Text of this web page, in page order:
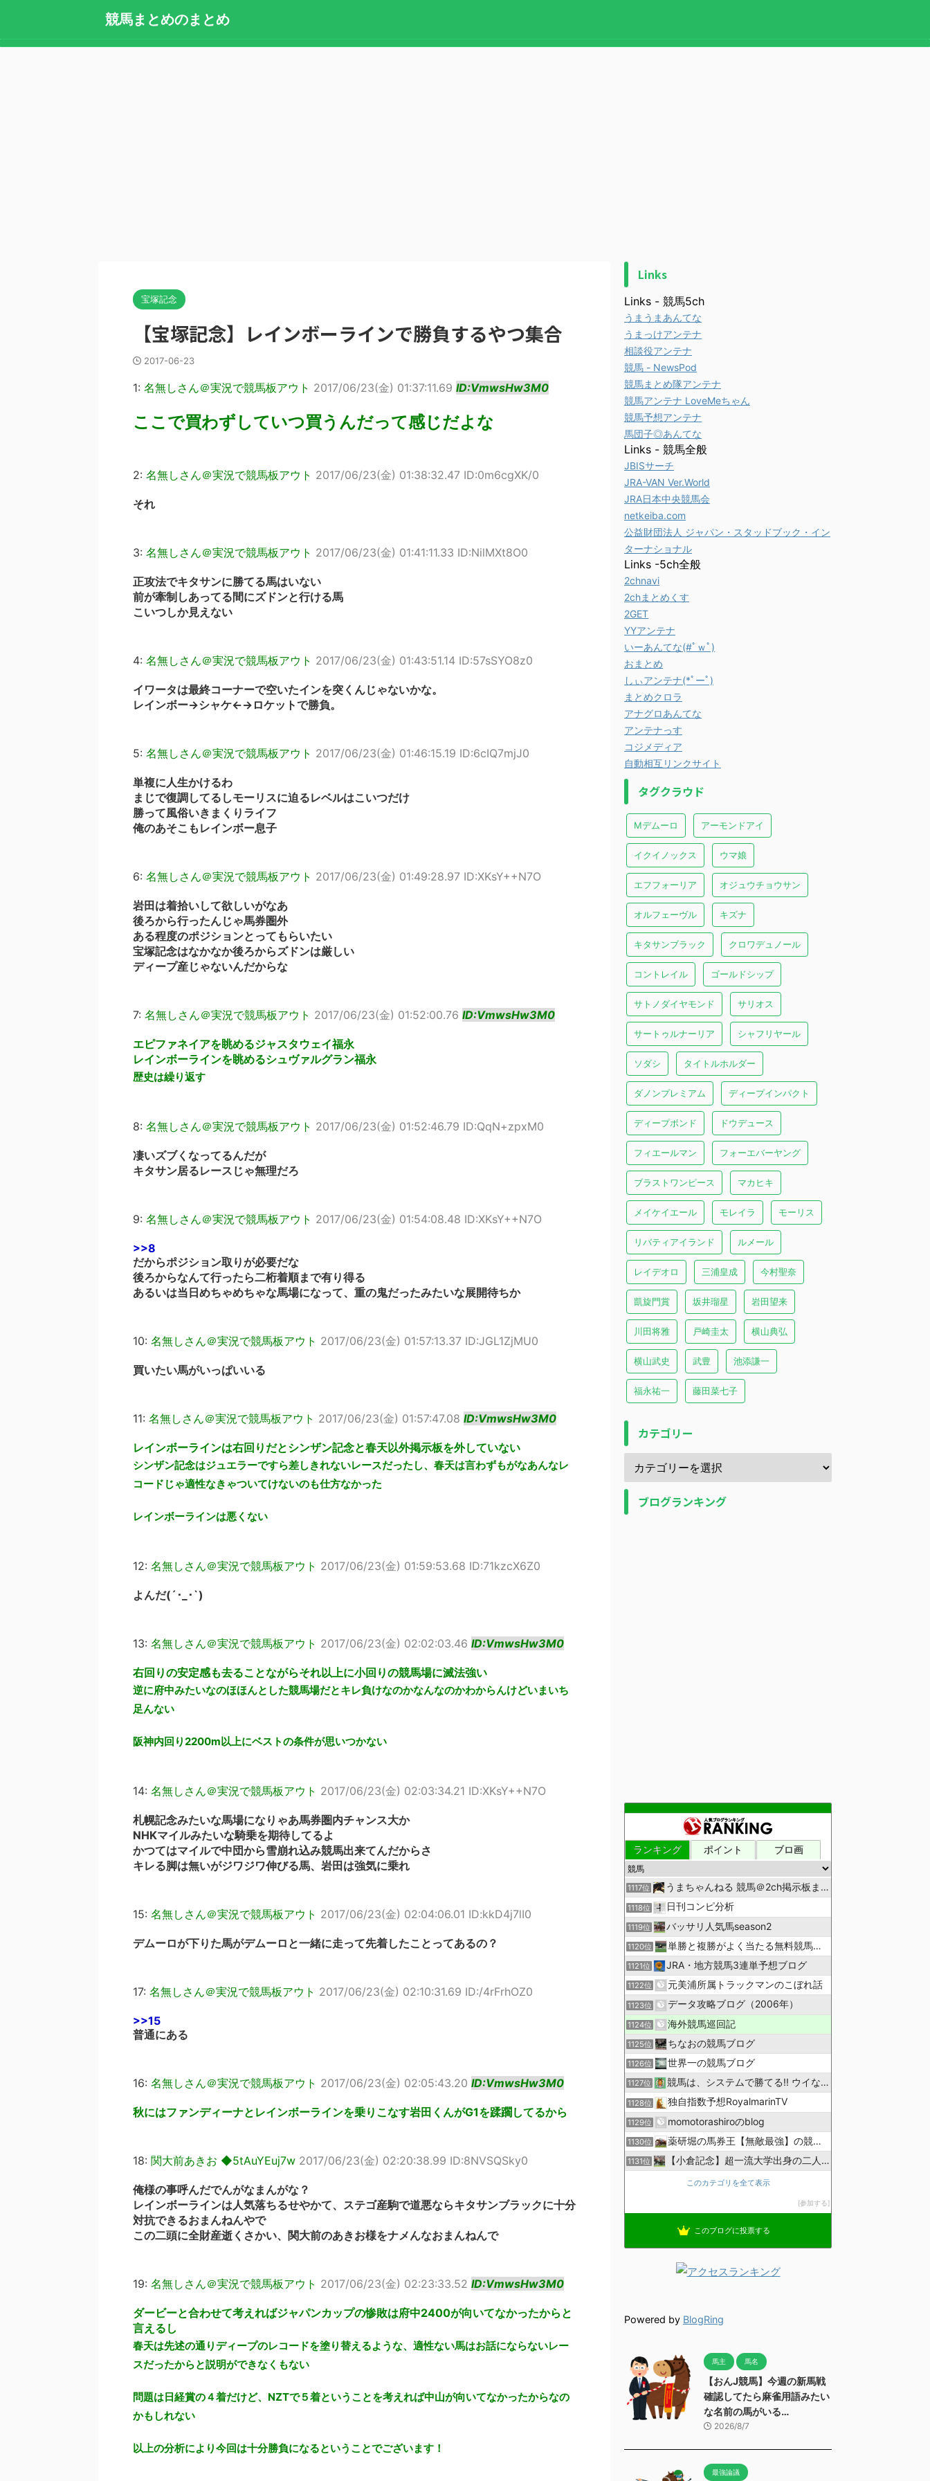
競馬まとめのまとめ
宝塚記念
【宝塚記念】レインボーラインで勝負するやつ集合
2017-06-23
1: 名無しさん＠実況で競馬板アウト 2017/06/23(金) 01:37:11.69 ID:VmwsHw3M0
ここで買わずしていつ買うんだって感じだよな
2: 名無しさん＠実況で競馬板アウト 2017/06/23(金) 01:38:32.47 ID:0m6cgXK/0
それ
3: 名無しさん＠実況で競馬板アウト 2017/06/23(金) 01:41:11.33 ID:NilMXt8O0
正攻法でキタサンに勝てる馬はいない
前が牽制しあってる間にズドンと行ける馬
こいつしか見えない
4: 名無しさん＠実況で競馬板アウト 2017/06/23(金) 01:43:51.14 ID:57sSYO8z0
イワータは最終コーナーで空いたインを突くんじゃないかな。
レインボー→シャケ←→ロケットで勝負。
5: 名無しさん＠実況で競馬板アウト 2017/06/23(金) 01:46:15.19 ID:6cIQ7mjJ0
単複に人生かけるわ
まじで復調してるしモーリスに迫るレベルはこいつだけ
勝って風俗いきまくりライフ
俺のあそこもレインボー息子
6: 名無しさん＠実況で競馬板アウト 2017/06/23(金) 01:49:28.97 ID:XKsY++N7O
岩田は着拾いして欲しいがなあ
後ろから行ったんじゃ馬券圏外
ある程度のポジションとってもらいたい
宝塚記念はなかなか後ろからズドンは厳しい
ディープ産じゃないんだからな
7: 名無しさん＠実況で競馬板アウト 2017/06/23(金) 01:52:00.76 ID:VmwsHw3M0
エピファネイアを眺めるジャスタウェイ福永
レインボーラインを眺めるシュヴァルグラン福永
歴史は繰り返す
8: 名無しさん＠実況で競馬板アウト 2017/06/23(金) 01:52:46.79 ID:QqN+zpxM0
凄いズブくなってるんだが
キタサン居るレースじゃ無理だろ
9: 名無しさん＠実況で競馬板アウト 2017/06/23(金) 01:54:08.48 ID:XKsY++N7O
>>8
だからポジション取りが必要だな
後ろからなんて行ったら二桁着順まで有り得る
あるいは当日めちゃめちゃな馬場になって、重の鬼だったみたいな展開待ちか
10: 名無しさん＠実況で競馬板アウト 2017/06/23(金) 01:57:13.37 ID:JGL1ZjMU0
買いたい馬がいっぱいいる
11: 名無しさん＠実況で競馬板アウト 2017/06/23(金) 01:57:47.08 ID:VmwsHw3M0
レインボーラインは右回りだとシンザン記念と春天以外掲示板を外していない
シンザン記念はジュエラーですら差しきれないレースだったし、春天は言わずもがなあんなレ
コードじゃ適性なきゃついてけないのも仕方なかった
レインボーラインは悪くない
12: 名無しさん＠実況で競馬板アウト 2017/06/23(金) 01:59:53.68 ID:71kzcX6Z0
よんだ(´･_･`)
13: 名無しさん＠実況で競馬板アウト 2017/06/23(金) 02:02:03.46 ID:VmwsHw3M0
右回りの安定感も去ることながらそれ以上に小回りの競馬場に滅法強い
逆に府中みたいなのほほんとした競馬場だとキレ負けなのかなんなのかわからんけどいまいち
足んない
阪神内回り2200m以上にベストの条件が思いつかない
14: 名無しさん＠実況で競馬板アウト 2017/06/23(金) 02:03:34.21 ID:XKsY++N7O
札幌記念みたいな馬場になりゃあ馬券圏内チャンス大か
NHKマイルみたいな騎乗を期待してるよ
かつてはマイルで中団から雪崩れ込み競馬出来てんだからさ
キレる脚は無いがジワジワ伸びる馬、岩田は強気に乗れ
15: 名無しさん＠実況で競馬板アウト 2017/06/23(金) 02:04:06.01 ID:kkD4j7lI0
デムーロが下りた馬がデムーロと一緒に走って先着したことってあるの？
17: 名無しさん＠実況で競馬板アウト 2017/06/23(金) 02:10:31.69 ID:/4rFrhOZ0
>>15
普通にある
16: 名無しさん＠実況で競馬板アウト 2017/06/23(金) 02:05:43.20 ID:VmwsHw3M0
秋にはファンディーナとレインボーラインを乗りこなす岩田くんがG1を蹂躙してるから
18: 関大前あきお ◆5tAuYEuj7w 2017/06/23(金) 02:20:38.99 ID:8NVSQSky0
俺様の事呼んだでんがなまんがな？
レインボーラインは人気落ちるせやかて、ステゴ産駒で道悪ならキタサンブラックに十分
対抗できるおまんねんやで
この二頭に全財産逝くさかい、関大前のあきお様をナメんなおまんねんで
19: 名無しさん＠実況で競馬板アウト 2017/06/23(金) 02:23:33.52 ID:VmwsHw3M0
ダービーと合わせて考えればジャパンカップの惨敗は府中2400が向いてなかったからと
言えるし
春天は先述の通りディープのレコードを塗り替えるような、適性ない馬はお話にならないレー
スだったからと説明ができなくもない
問題は日経賞の４着だけど、NZTで５着ということを考えれば中山が向いてなかったからなの
かもしれない
以上の分析により今回は十分勝負になるということでございます！
Links
Links - 競馬5ch
うまうまあんてな
うまっけアンテナ
相談役アンテナ
競馬 - NewsPod
競馬まとめ隊アンテナ
競馬アンテナ LoveMeちゃん
競馬予想アンテナ
馬団子◎あんてな
Links - 競馬全般
JBISサーチ
JRA-VAN Ver.World
JRA日本中央競馬会
netkeiba.com
公益財団法人 ジャパン・スタッドブック・イン
ターナショナル
Links -5ch全般
2chnavi
2chまとめくす
2GET
YYアンテナ
いーあんてな(#ﾟｗﾟ)
おまとめ
しぃアンテナ(*ﾟーﾟ)
まとめクロラ
アナグロあんてな
アンテナっす
コジメディア
自動相互リンクサイト
タグクラウド
Mデムーロ アーモンドアイ
イクイノックス ウマ娘
エフフォーリア オジュウチョウサン
オルフェーヴル キズナ
キタサンブラック クロワデュノール
コントレイル ゴールドシップ
サトノダイヤモンド サリオス
サートゥルナーリア シャフリヤール
ソダシ タイトルホルダー
ダノンプレミアム ディープインパクト
ディープボンド ドウデュース
フィエールマン フォーエバーヤング
ブラストワンピース マカヒキ
メイケイエール モレイラ モーリス
リバティアイランド ルメール
レイデオロ 三浦皇成 今村聖奈
凱旋門賞 坂井瑠星 岩田望来
川田将雅 戸崎圭太 横山典弘
横山武史 武豊 池添謙一
福永祐一 藤田菜七子
カテゴリー
ブログランキング
ランキング ポイント ブロ画
1117位 うまちゃんねる 競馬＠2ch掲示板まとめ
1118位 日刊コンピ分析
1119位 バッサリ人気馬season2
1120位 単勝と複勝がよく当たる無料競馬予想ブログ
1121位 JRA・地方競馬3連単予想ブログ
1122位 元美浦所属トラックマンのこぼれ話
1123位 データ攻略ブログ（2006年）
1124位 海外競馬巡回記
1125位 ちなおの競馬ブログ
1126位 世界一の競馬ブログ
1127位 競馬は、システムで勝てる!! ウイなび
1128位 独自指数予想RoyalmarinTV
1129位 momotorashiroのblog
1130位 薬研堀の馬券王【無敵最強】の競馬予想
1131位 【小倉記念】超一流大学出身の二人で理論競馬
このカテゴリを全て表示
参加する
このブログに投票する
Powered by BlogRing
馬主 馬名
【おんJ競馬】今週の新馬戦
確認してたら麻雀用語みたい
な名前の馬がいる…
2026/8/7
最強論議